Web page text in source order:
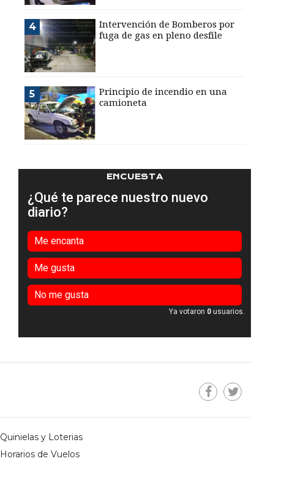
4
Intervención de Bomberos por
fuga de gas en pleno desfile
5
Principio de incendio en una
camioneta
ENCUESTA
¿Qué te parece nuestro nuevo
diario?
Me encanta
Me gusta
No me gusta
Ya votaron 0 usuarios.
Quinielas y Loterias
Horarios de Vuelos